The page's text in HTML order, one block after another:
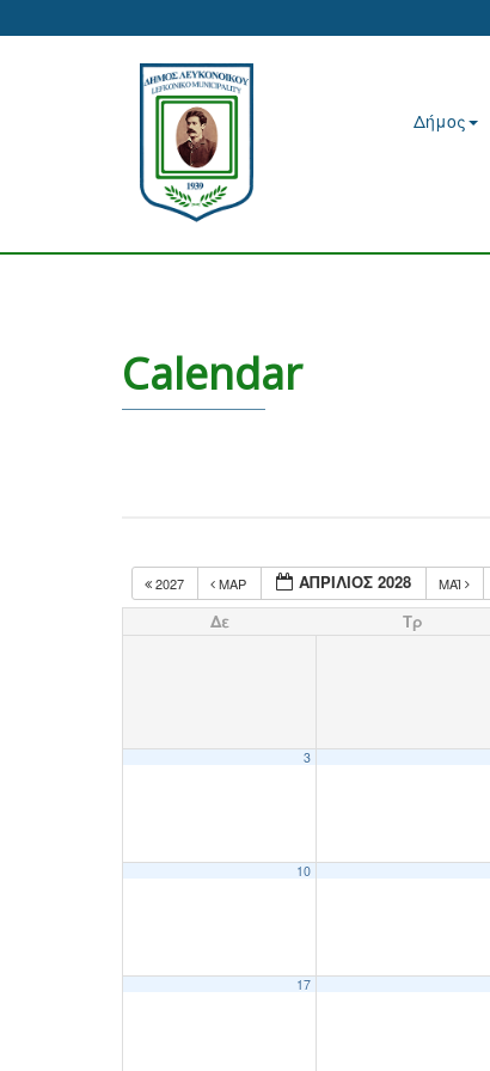
Δήμος
Calendar
2027 ΜΑΡ ΑΠΡΊΛΙΟΣ 2028 ΜΆΙ
Δε Τρ
3
10
17